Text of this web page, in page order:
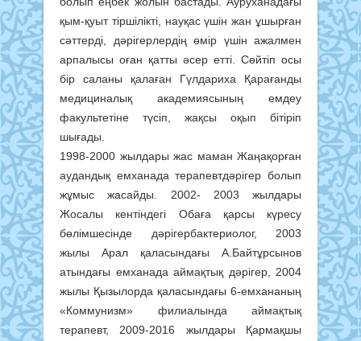
қым-қуыт тіршілікті, науқас үшін жан ұшырған
сәттерді, дәрігерлердің өмір үшін ажалмен
арпалысы оған қатты әсер етті. Сөйтіп осы
бір саланы қалаған Гүлдариха Қарағанды
медициналық академиясының емдеу
факультетіне түсіп, жақсы оқып бітіріп
шығады.
1998-2000 жылдары жас маман Жаңақорған
аудандық емханада терапевтдәрігер болып
жұмыс жасайды. 2002- 2003 жылдары
Жосалы кентіндегі Обаға қарсы күресу
бөлімшесінде дәрігербактериолог, 2003
жылы Арал қаласындағы А.Байтұрсынов
атындағы емханада аймақтық дәрігер, 2004
жылы Қызылорда қаласындағы 6-емхананың
«Коммунизм» филиалында аймақтық
терапевт, 2009-2016 жылдары Қармақшы